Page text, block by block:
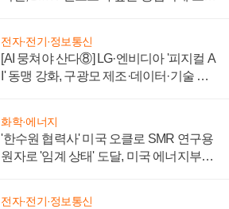
전자·전기·정보통신
[AI 뭉쳐야 산다⑧] LG·엔비디아 '피지컬 A
I' 동맹 강화, 구광모 제조·데이터·기술 결
화학·에너지
'한수원 협력사' 미국 오클로 SMR 연구용
원자로 '임계 상태' 도달, 미국 에너지부
전자·전기·정보통신